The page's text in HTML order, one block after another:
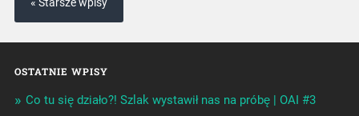
OSTATNIE WPISY
Co tu się działo?! Szlak wystawił nas na próbę | OAI #3